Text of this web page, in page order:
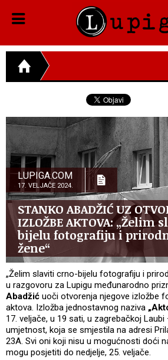
LUPIGA.COM
17. VELJAČE 2024.
STANKO ABADŽIĆ UZ
IZLOŽBE AKTOVA:
bijelu fotografiju i
žene“
„Želim slaviti crno-bijelu fotografiju i
u razgovoru za Lupigu međunarodno
Abadžić uoči otvorenja njegove izložbe
aktova. Izložba jednostavnog naziva
17. veljače, u 19 sati, u zagrebačkoj
umjetnost, koja se smjestila na adresi
23A. Svi oni koji nisu u mogućnosti doći
mogu posjetiti do nedjelje, 25. veljače.